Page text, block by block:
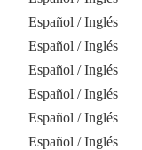
Español / Inglés
Español / Inglés
Español / Inglés
Español / Inglés
Español / Inglés
Español / Inglés